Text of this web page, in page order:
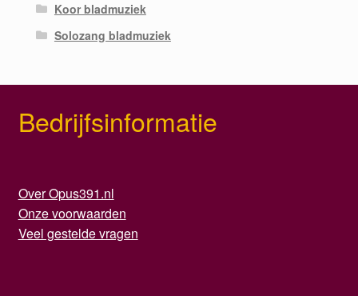
Koor bladmuziek
Solozang bladmuziek
Bedrijfsinformatie
Over Opus391.nl
Onze voorwaarden
Veel gestelde vragen